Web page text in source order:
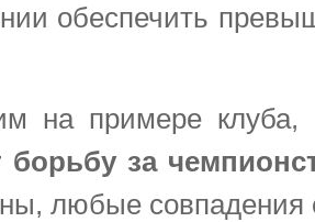
обеспечить
на примере
борьбу за
любые совпадения